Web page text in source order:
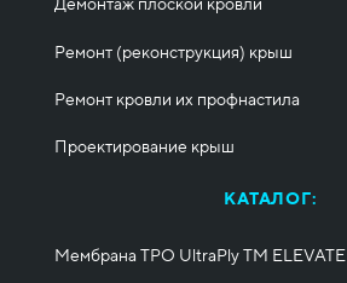
Демонтаж плоской кровли
Ремонт (реконструкция) крыш
Ремонт кровли их профнастила
Проектирование крыш
КАТАЛОГ:
Мембрана TPO UltraPly ТМ ELEVATE